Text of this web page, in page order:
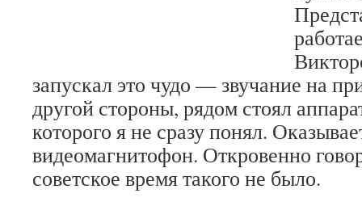
запускал это чудо — звучание на
другой стороны, рядом стоял
которого я не сразу понял.
видеомагнитофон. Откровенно
советское время такого не было.